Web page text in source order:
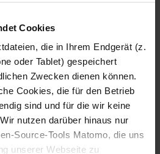
Cookies
die in Ihrem Endgerät (z.
oder Tablet) gespeichert
Zwecken dienen können.
Cookies, die für den Betrieb
sind und für die wir keine
nutzen darüber hinaus nur
Source-Tools Matomo, die uns
unserer Webseite zu
Fotografo: Lorenz
Sternbach
Download